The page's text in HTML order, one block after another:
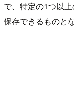
で、特定の1つ以
保存できるものと